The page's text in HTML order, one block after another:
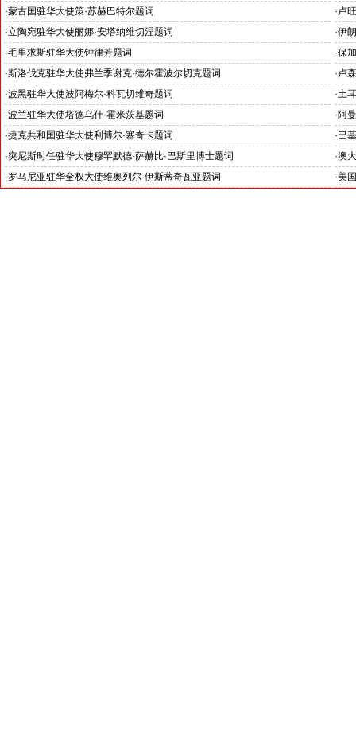
·蒙古国驻华大使策·苏赫巴特尔题词 ·卢
·立陶宛驻华大使丽娜·安塔纳维切涅题词 ·伊
·毛里求斯驻华大使钟律芳题词 ·保
·斯洛伐克驻华大使弗兰季谢克·德尔霍波尔切克题词 ·卢
·波黑驻华大使波阿梅尔·科瓦切维奇题词 ·土
·波兰驻华大使塔德乌什·霍米茨基题词 ·阿
·捷克共和国驻华大使利博尔·塞奇卡题词 · 巴
·突尼斯时任驻华大使穆罕默德·萨赫比·巴斯里博士题词 ·澳
·罗马尼亚驻华全权大使维奥列尔·伊斯蒂奇瓦亚题词 ·美